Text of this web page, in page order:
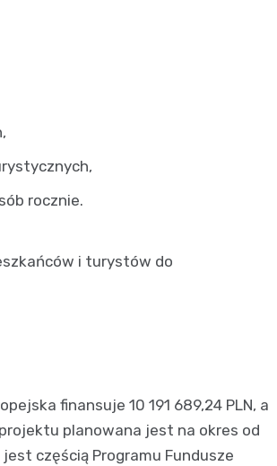
rocznie.
i turystów do
finansuje 10 191 689,24 PLN, a
planowana jest na okres od
częścią Programu Fundusze